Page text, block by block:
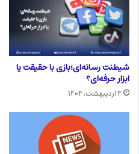
شیطنت رسانه‌ای؛بازی با حقیقت یا
ابزار حرفه‌ای؟
۴ اردیبهشت, ۱۴۰۴